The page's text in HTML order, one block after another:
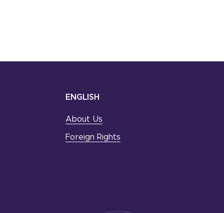
ENGLISH
About Us
Foreign Rights